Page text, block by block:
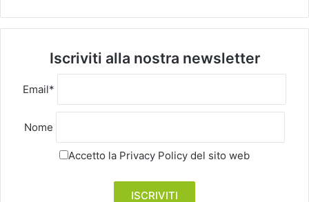
Iscriviti alla nostra newsletter
Email*
Nome
Accetto la Privacy Policy del sito web